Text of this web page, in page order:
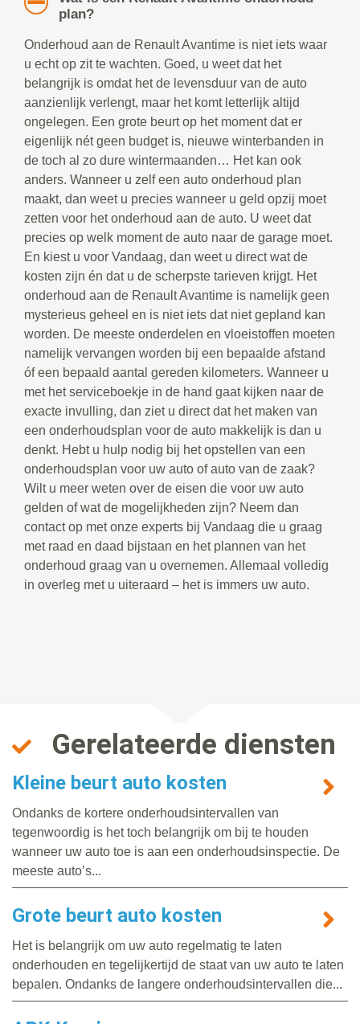
plan?
Onderhoud aan de Renault Avantime is niet iets waar
u echt op zit te wachten. Goed, u weet dat het
belangrijk is omdat het de levensduur van de auto
aanzienlijk verlengt, maar het komt letterlijk altijd
ongelegen. Een grote beurt op het moment dat er
eigenlijk nét geen budget is, nieuwe winterbanden in
de toch al zo dure wintermaanden… Het kan ook
anders. Wanneer u zelf een auto onderhoud plan
maakt, dan weet u precies wanneer u geld opzij moet
zetten voor het onderhoud aan de auto. U weet dat
precies op welk moment de auto naar de garage moet.
En kiest u voor Vandaag, dan weet u direct wat de
kosten zijn én dat u de scherpste tarieven krijgt. Het
onderhoud aan de Renault Avantime is namelijk geen
mysterieus geheel en is niet iets dat niet gepland kan
worden. De meeste onderdelen en vloeistoffen moeten
namelijk vervangen worden bij een bepaalde afstand
óf een bepaald aantal gereden kilometers. Wanneer u
met het serviceboekje in de hand gaat kijken naar de
exacte invulling, dan ziet u direct dat het maken van
een onderhoudsplan voor de auto makkelijk is dan u
denkt. Hebt u hulp nodig bij het opstellen van een
onderhoudsplan voor uw auto of auto van de zaak?
Wilt u meer weten over de eisen die voor uw auto
gelden of wat de mogelijkheden zijn? Neem dan
contact op met onze experts bij Vandaag die u graag
met raad en daad bijstaan en het plannen van het
onderhoud graag van u overnemen. Allemaal volledig
in overleg met u uiteraard – het is immers uw auto.
Gerelateerde diensten
Kleine beurt auto kosten
Ondanks de kortere onderhoudsintervallen van
tegenwoordig is het toch belangrijk om bij te houden
wanneer uw auto toe is aan een onderhoudsinspectie. De
meeste auto’s...
Grote beurt auto kosten
Het is belangrijk om uw auto regelmatig te laten
onderhouden en tegelijkertijd de staat van uw auto te laten
bepalen. Ondanks de langere onderhoudsintervallen die...